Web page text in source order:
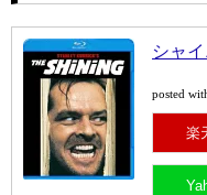
シャ
posted
楽